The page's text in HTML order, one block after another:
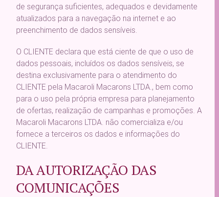
de segurança suficientes, adequados e devidamente
atualizados para a navegação na internet e ao
preenchimento de dados sensíveis.
O CLIENTE declara que está ciente de que o uso de
dados pessoais, incluídos os dados sensíveis, se
destina exclusivamente para o atendimento do
CLIENTE pela Macaroli Macarons LTDA., bem como
para o uso pela própria empresa para planejamento
de ofertas, realização de campanhas e promoções. A
Macaroli Macarons LTDA. não comercializa e/ou
fornece a terceiros os dados e informações do
CLIENTE.
DA AUTORIZAÇÃO DAS
COMUNICAÇÕES